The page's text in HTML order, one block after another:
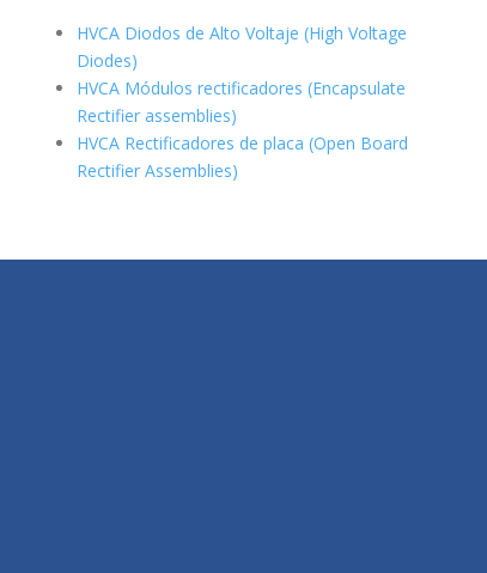
HVCA Diodos de Alto Voltaje (High Voltage
Diodes)
HVCA Módulos rectificadores (Encapsulate
Rectifier assemblies)
HVCA Rectificadores de placa (Open Board
Rectifier Assemblies)